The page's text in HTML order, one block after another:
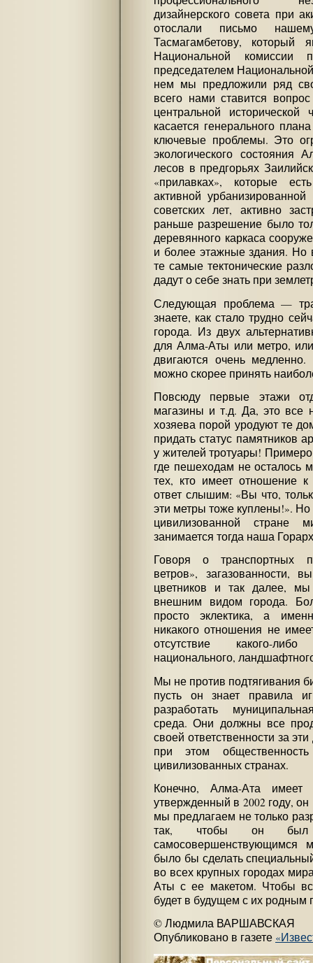
дизайнерского совета при
отослали письмо
Тасмагамбетову, который
Национальной комиссии
председателем
нем мы предложили ряд
всего нами ставится
центральной исторической
касается генерального
ключевые проблемы. Это
экологического
лесов в предгорьях
«прилавках», которые
активной
советских лет, активно
раньше разрешение было
деревянного каркаса
и более этажные здания. Но
те самые тектонические
дадут о себе знать при
Следующая проблема —
знаете, как стало трудно
города. Из двух
для Алма-Аты или метро,
двигаются очень
можно скорее принять
Повсюду первые этажи
магазины и т.д. Да, это все
хозяева порой уродуют те
придать статус памятников
у жителей тротуары!
где пешеходам не осталось
тех, кто имеет отношение
ответ слышим: «Вы что,
эти метры тоже куплены!».
цивилизованной
занимается тогда наша
Говоря о транспортных
ветров», загазованности,
цветников и так далее,
внешним видом города.
просто эклектика, а
никакого отношения не
отсутствие какого-
национального,
Мы не против подтягивания
пусть он знает правила
разработать
среда. Они должны все
своей ответственности за
при этом
цивилизованных странах.
Конечно, Алма-Ата
утвержденный в 2002 году,
мы предлагаем не только
так, чтобы он был
было бы сделать
во всех крупных городах
Аты с ее макетом. Чтобы
будет в будущем с их родным
© Людмила ВАРШАВСКАЯ
Опубликовано в газете